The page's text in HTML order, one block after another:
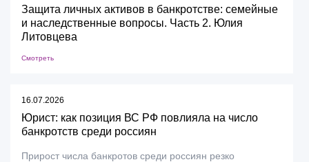
Защита личных активов в банкротстве: семейные
и наследственные вопросы. Часть 2. Юлия
Литовцева
Смотреть
16.07.2026
Юрист: как позиция ВС РФ повлияла на число
банкротств среди россиян
Прирост числа банкротов среди россиян резко